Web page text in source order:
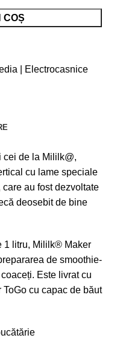
COȘ
| Electrocasnice
cei de la Mililk@,
cu lame speciale
au fost dezvoltate
deosebit de bine
1 litru, Mililk® Maker
de smoothie-
Este livrat cu
cu capac de băut